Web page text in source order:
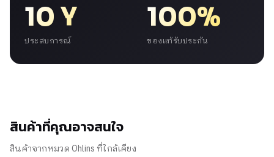
10 Y
ประสบการณ์
100%
ของแท้รับประกัน
สินค้าที่คุณอาจสนใจ
สินค้าจากหมวด Ohlins ที่ใกล้เคียง